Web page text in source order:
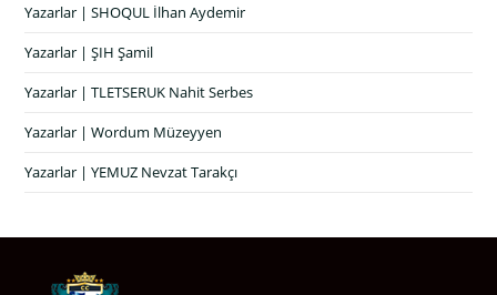
Yazarlar | SHOQUL İlhan Aydemir
Yazarlar | ŞIH Şamil
Yazarlar | TLETSERUK Nahit Serbes
Yazarlar | Wordum Müzeyyen
Yazarlar | YEMUZ Nevzat Tarakçı